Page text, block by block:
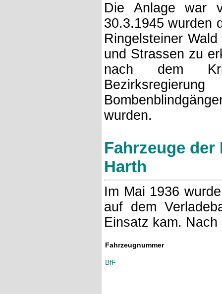
Die Anlage war
30.3.1945 wurden
Ringelsteiner
und Strassen zu
nach dem
wurden.
Fahrzeuge
Harth
Im Mai 1936
auf dem
Einsatz kam.
Fahrzeugnummer
BfF